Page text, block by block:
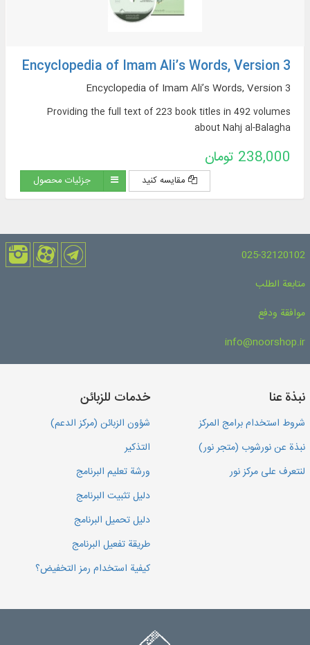
Encyclopedia of Imam Ali’s Words, Version 3
Encyclopedia of Imam Ali’s Words, Version 3
Providing the full text of 223 book titles in 492 volumes
about Nahj al-Balagha
238,000 تومان
مقایسه کنید جزئیات محصول
025-32120102
متابعة الطلب
موافقة ودفع
info@noorshop.ir
نبذة عنا
شروط استخدام برامج المركز
نبذة عن نورشوب (متجر نور)
لنتعرف على مركز نور
خدمات للزبائن
شؤون الزبائن (مركز الدعم)
التذكير
ورشة تعليم البرنامج
دليل تثبيت البرنامج
دليل تحميل البرنامج
طريقة تفعيل البرنامج
كيفية استخدام رمز التخفيض؟